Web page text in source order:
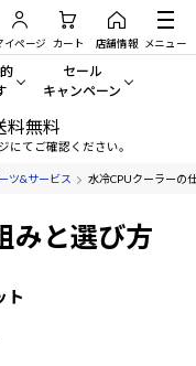
イページ カート 店舗情報 メニュー
パソコン
グPC・ゲーム向けパソコン
ティブ向け
向けパソコン
パソコン
セール
キャンペーン
セール・キャンペーン
期間限定セール
料無料
にてご確認ください。
ツ&サービス 水冷CPUクーラーの
みと選び方
ト